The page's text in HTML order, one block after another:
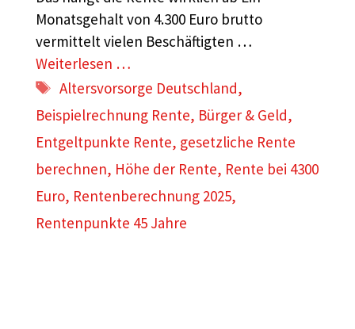
Monatsgehalt von 4.300 Euro brutto
vermittelt vielen Beschäftigten …
Weiterlesen …
Schlagwörter
Altersvorsorge Deutschland,
Beispielrechnung Rente, Bürger & Geld,
Entgeltpunkte Rente, gesetzliche Rente
berechnen, Höhe der Rente, Rente bei 4300
Euro, Rentenberechnung 2025,
Rentenpunkte 45 Jahre